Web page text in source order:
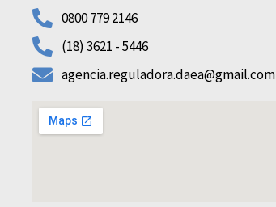
0800 779 2146
(18) 3621 - 5446
agencia.reguladora.daea@gmail.com